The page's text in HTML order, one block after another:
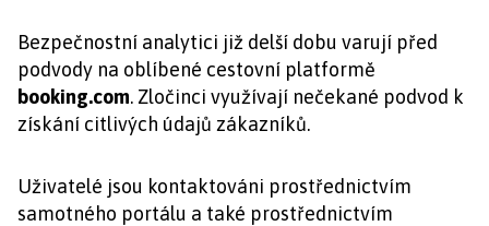
Bezpečnostní analytici již delší dobu varují před
podvody na oblíbené cestovní platformě
booking.com. Zločinci využívají nečekané podvod k
získání citlivých údajů zákazníků.
Uživatelé jsou kontaktováni prostřednictvím
samotného portálu a také prostřednictvím